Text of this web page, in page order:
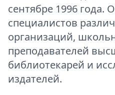
сентябре 1996 года.
специалистов
организаций,
преподавателей
библиотекарей и
издателей.